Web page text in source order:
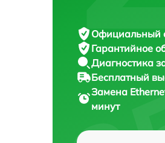
Официальный
Гарантийное
Диагностика
Бесплатный
Замена
минут